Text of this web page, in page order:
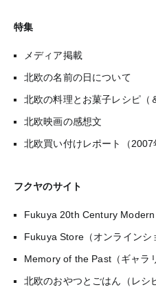
特集
メディア掲載
北欧の名前の日について
北欧の料理とお菓子レシピ（
北欧映画の感想文
北欧買い付けレポート（2007
フクヤのサイト
Fukuya 20th Century Modern
Fukuya Store（オンラインシ
Memory of the Past（ギャラ
北欧のおやつとごはん（レシ